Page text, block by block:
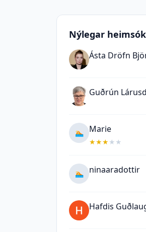
Nýlegar
Ásta Dröfn
Guðrún
🏊 Marie
★★★★ ★
🏊 ninaaradottir
Hafdis